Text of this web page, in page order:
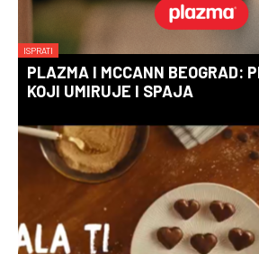
ISPRATI
PLAZMA I MCCANN BEOGRAD:
KOJI UMIRUJE I SPAJA